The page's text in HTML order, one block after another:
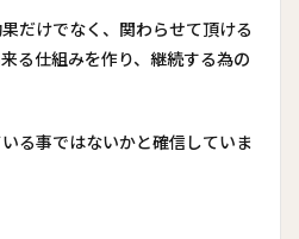
だけでなく、関わらせて頂ける
る仕組みを作り、継続する為の
る事ではないかと確信していま